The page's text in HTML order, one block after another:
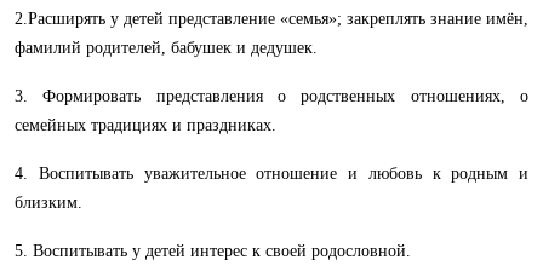
2.Расширять у детей представление «семья»; закреплять знание имён,
фамилий родителей, бабушек и дедушек.
3. Формировать представления о родственных отношениях, о
семейных традициях и праздниках.
4. Воспитывать уважительное отношение и любовь к родным и
близким.
5. Воспитывать у детей интерес к своей родословной.